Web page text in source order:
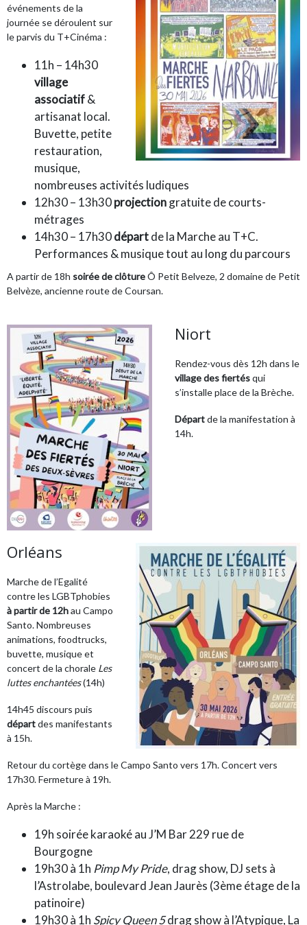
événements de la
journée se déroulent sur
le parvis du T+Cinéma :
11h – 14h30
village
associatif&
artisanat local.
Buvette, petite
restauration,
musique,
nombreuses activités ludiques
12h30 – 13h30projectiongratuite de courts-
métrages
14h30 – 17h30départde la Marche au T+C.
Performances & musique tout au long du parcours
A partir de 18h soirée de clôtureÔ Petit Belveze, 2 domaine de Petit
Belvèze, ancienne route de Coursan.
Niort
Rendez-vous dès 12h dans le
village des fiertésqui
s’installe place de la Brèche.
Départde la manifestation à
14h.
Orléans
Marche de l’Egalité
contre les LGBTphobies
à partir de 12hau Campo
Santo. Nombreuses
animations, foodtrucks,
buvette, musique et
concert de la chorale Les
luttes enchantées(14h)
14h45 discours puis
départdes manifestants
à 15h.
Retour du cortège dans le Campo Santo vers 17h. Concert vers
17h30. Fermeture à 19h.
Après la Marche :
19h soirée karaoké au J’M Bar 229 rue de
Bourgogne
19h30 à 1h Pimp My Pride, drag show, DJ sets à
l’Astrolabe, boulevard Jean Jaurès (3ème étage de la
patinoire)
19h30 à 1h Spicy Queen 5drag show à l’Atypique, La